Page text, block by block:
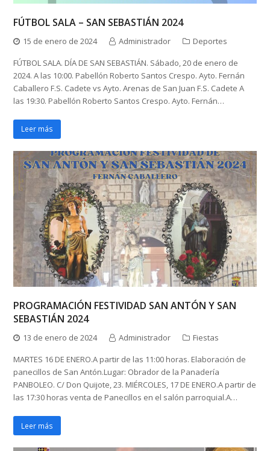
FÚTBOL SALA – SAN SEBASTIÁN 2024
15 de enero de 2024 Administrador
Deportes
FÚTBOL SALA. DÍA DE SAN SEBASTIÁN. Sábado, 20 de enero de
2024. A las 10:00. Pabellón Roberto Santos Crespo. Ayto. Fernán
Caballero F.S. Cadete vs Ayto. Arenas de San Juan F.S. Cadete A
las 19:30. Pabellón Roberto Santos Crespo. Ayto. Fernán…
Leer más
PROGRAMACIÓN FESTIVIDAD SAN ANTÓN Y SAN
SEBASTIÁN 2024
13 de enero de 2024 Administrador
Fiestas
MARTES 16 DE ENERO.A partir de las 11:00 horas. Elaboración de
panecillos de San Antón.Lugar: Obrador de la Panadería
PANBOLEO. C/ Don Quijote, 23. MIÉRCOLES, 17 DE ENERO.A partir de
las 17:30 horas venta de Panecillos en el salón parroquial.A…
Leer más